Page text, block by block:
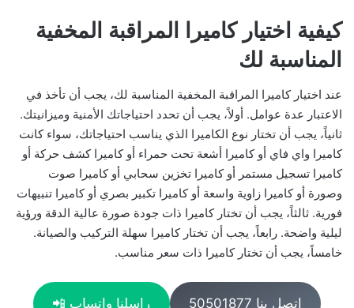
كيفية اختيار كاميرا المراقبة المخفية
المناسبة لك
عند اختيار كاميرا المراقبة المخفية المناسبة لك، يجب أن تأخذ في
الاعتبار عدة عوامل. أولاً، يجب أن تحدد احتياجاتك الأمنية وميزانيتك.
ثانياً، يجب أن تختار نوع الكاميرا الذي يناسب احتياجاتك، سواء كانت
كاميرا واي فاي أو كاميرا أشعة تحت حمراء أو كاميرا كشف حركة أو
كاميرا تسجيل مستمر أو كاميرا تخزين سحابي أو كاميرا صوت
وصورة أو كاميرا زاوية واسعة أو كاميرا تكبير بصري أو كاميرا تنبيهات
فورية. ثالثاً، يجب أن تختار كاميرا ذات جودة صورة عالية الدقة ورؤية
ليلية واضحة. رابعاً، يجب أن تختار كاميرا سهلة التركيب والصيانة.
خامساً، يجب أن تختار كاميرا ذات سعر مناسب.
اتصل بنا 50501877 راسلنا واتساب 📲